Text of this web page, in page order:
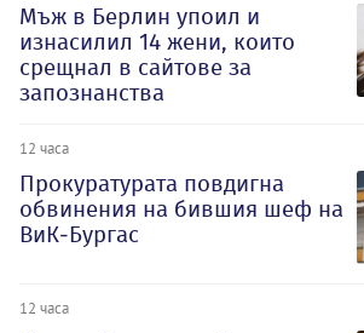
Мъж в Берлин упоил и
изнасилил 14 жени, които
срещнал в сайтове за
запознанства
12 часа
Прокуратурата повдигна
обвинения на бившия шеф на
ВиК-Бургас
12 часа